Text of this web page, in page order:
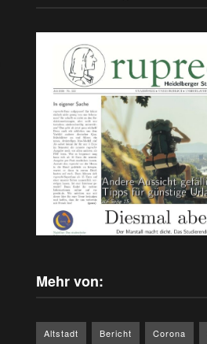
Mehr von:
Altstadt Bericht Corona